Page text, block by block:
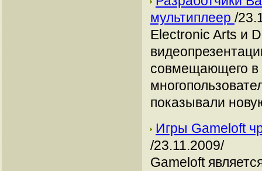
мультиплеер /
Electronic Arts и
совмещающего в
показывали
Игры Gameloft
/23.11.2009/
Gameloft